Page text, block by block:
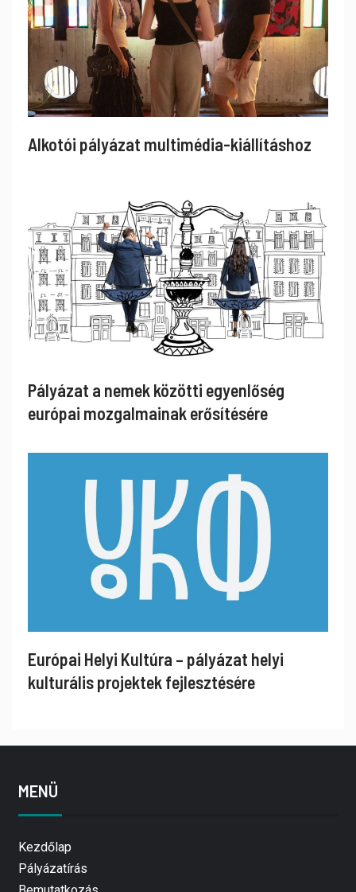
Alkotói pályázat multimédia-kiállításhoz
Pályázat a nemek közötti egyenlőség
európai mozgalmainak erősítésére
Európai Helyi Kultúra – pályázat helyi
kulturális projektek fejlesztésére
MENÜ
Kezdőlap
Pályázatírás